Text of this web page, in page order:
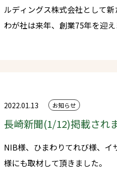
ルディングス株式会社として
わが社は来年、創業75年を迎
誠実」に、さらに「挑戦」とい
となれるよう、さまざまなこ
軸であるプレカット事業では
で安心な構造材を提供すると同
2022.01.13 お知らせ
長崎新聞(1/12)掲載され
NIB様、ひまわりてれび様、イ
様にも取材して頂きました。